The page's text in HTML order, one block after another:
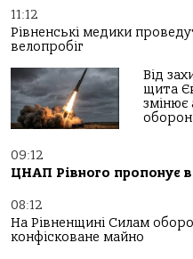
11:12
Рівненські медики
велопробіг
Від
щита
змінює
09:12
ЦНАП Рівного пропонує
08:12
На Рівненщині Силам
конфісковане майно